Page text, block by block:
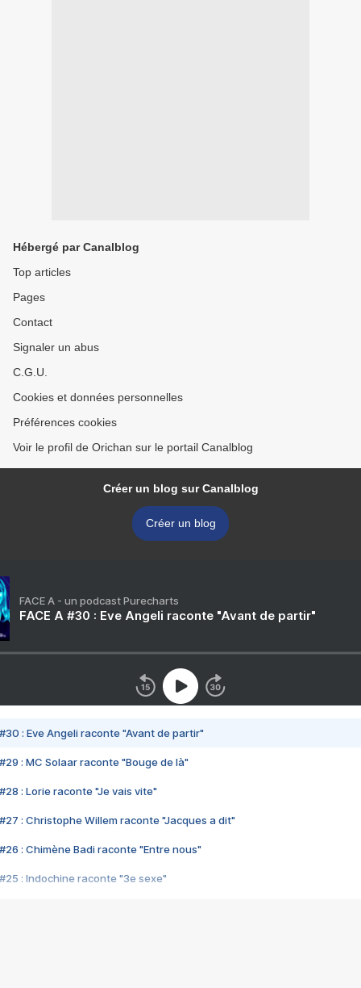
Hébergé par Canalblog
Top articles
Pages
Contact
Signaler un abus
C.G.U.
Cookies et données personnelles
Préférences cookies
Voir le profil de Orichan sur le portail Canalblog
Créer un blog sur Canalblog
Créer un blog
FACE A - un podcast Purecharts
FACE A #30 : Eve Angeli raconte "Avant de partir"
#30 : Eve Angeli raconte "Avant de partir"
#29 : MC Solaar raconte "Bouge de là"
#28 : Lorie raconte "Je vais vite"
#27 : Christophe Willem raconte "Jacques a dit"
#26 : Chimène Badi raconte "Entre nous"
#25 : Indochine raconte "3e sexe"